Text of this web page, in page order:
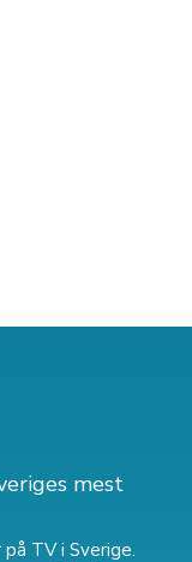
mest
TV i Sverige.